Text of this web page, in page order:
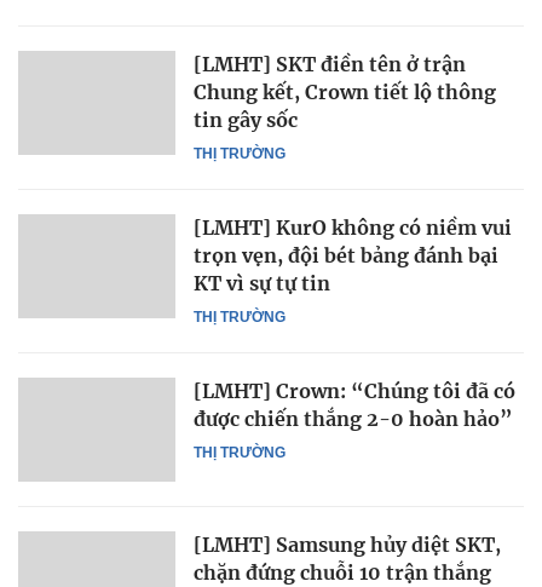
THỊ TRƯỜNG
[LMHT] SKT điền tên ở trận
Chung kết, Crown tiết lộ thông
tin gây sốc
THỊ TRƯỜNG
[LMHT] KurO không có niềm vui
trọn vẹn, đội bét bảng đánh bại
KT vì sự tự tin
THỊ TRƯỜNG
[LMHT] Crown: “Chúng tôi đã có
được chiến thắng 2-0 hoàn hảo”
[LMHT] Samsung hủy diệt SKT,
chặn đứng chuỗi 10 trận thắng